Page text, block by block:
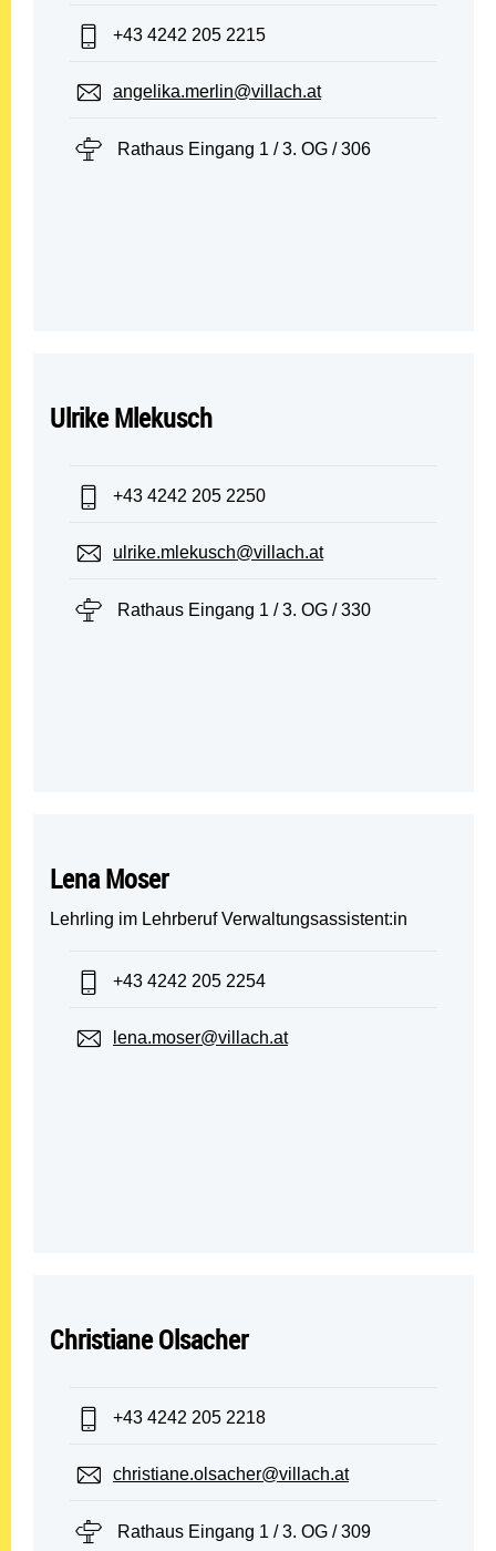
Telefon:
+43 4242 205 2215
E-Mail:
angelika.merlin@villach.at
Standort:
Rathaus Eingang 1 / 3. OG / 306
Ulrike Mlekusch
Telefon:
+43 4242 205 2250
E-Mail:
ulrike.mlekusch@villach.at
Standort:
Rathaus Eingang 1 / 3. OG / 330
Lena Moser
Lehrling im Lehrberuf Verwaltungsassistent:in
Telefon:
+43 4242 205 2254
E-Mail:
lena.moser@villach.at
Christiane Olsacher
Telefon:
+43 4242 205 2218
E-Mail:
christiane.olsacher@villach.at
Standort:
Rathaus Eingang 1 / 3. OG / 309